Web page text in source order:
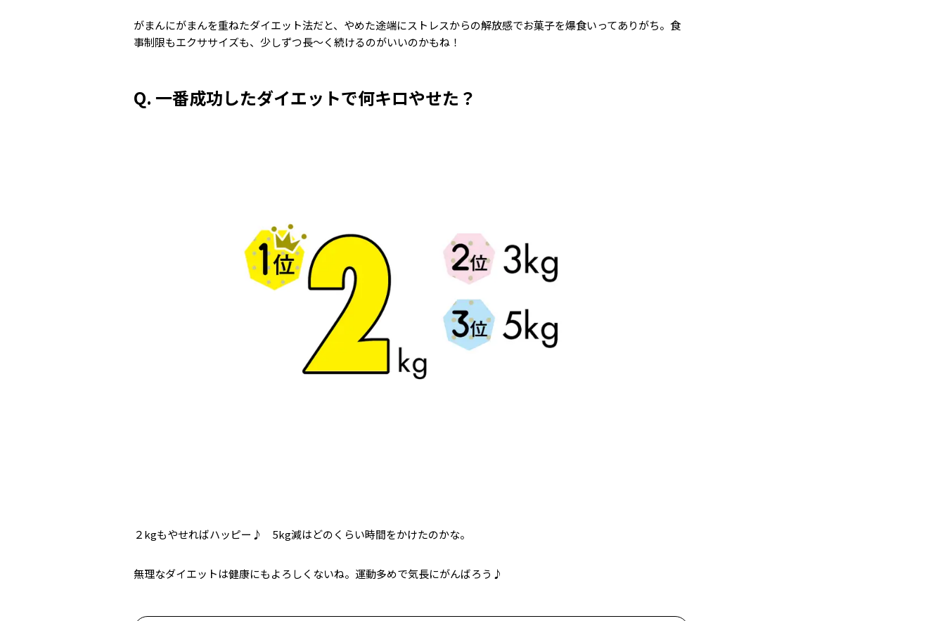
がまんにがまんを重ねたダイエット法だと、やめた途端にストレスからの解放感でお菓子を爆食いってありがち。食
事制限もエクササイズも、少しずつ長～く続けるのがいいのかもね！
Q. 一番成功したダイエットで何キロやせた？
２kgもやせればハッピー♪ 5kg減はどのくらい時間をかけたのかな。
無理なダイエットは健康にもよろしくないね。運動多めで気長にがんばろう♪